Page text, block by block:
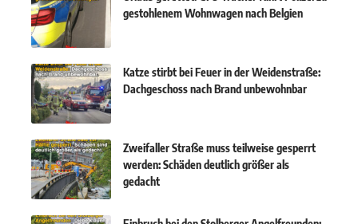
gestohlenem Wohnwagen nach Belgien
Katze stirbt bei Feuer in der Weidenstraße:
Dachgeschoss nach Brand unbewohnbar
Zweifaller Straße muss teilweise gesperrt
werden: Schäden deutlich größer als
gedacht